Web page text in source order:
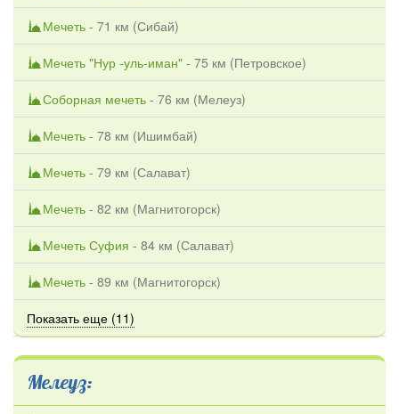
Мечеть - 71 км (Сибай)
Мечеть "Нур -уль-иман" - 75 км (Петровское)
Соборная мечеть - 76 км (Мелеуз)
Мечеть - 78 км (Ишимбай)
Мечеть - 79 км (Салават)
Мечеть - 82 км (Магнитогорск)
Мечеть Суфия - 84 км (Салават)
Мечеть - 89 км (Магнитогорск)
Показать еще (11)
Мелеуз: